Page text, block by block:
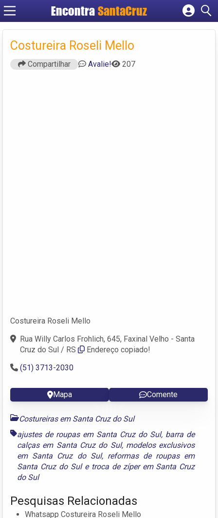
Encontra
Cadastrar empresa
Criar conta
Costureira Roseli Mello
Compartilhar Avalie! 207
Costureira Roseli Mello
Rua Willy Carlos Frohlich, 645, Faxinal Velho - Santa
Cruz do Sul / RS
Endereço copiado!
(51) 3713-2030
Mapa Comente
Costureiras em Santa Cruz do Sul
ajustes de roupas em Santa Cruz do Sul, barra de
calças em Santa Cruz do Sul, modelos exclusivos
em Santa Cruz do Sul, reformas de roupas em
Santa Cruz do Sule troca de zíper em Santa Cruz
do Sul
Pesquisas Relacionadas
Whatsapp Costureira Roseli Mello